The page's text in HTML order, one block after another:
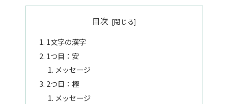
目次
1文字の漢字
1つ目：安
メッセージ
2つ目：極
メッセージ